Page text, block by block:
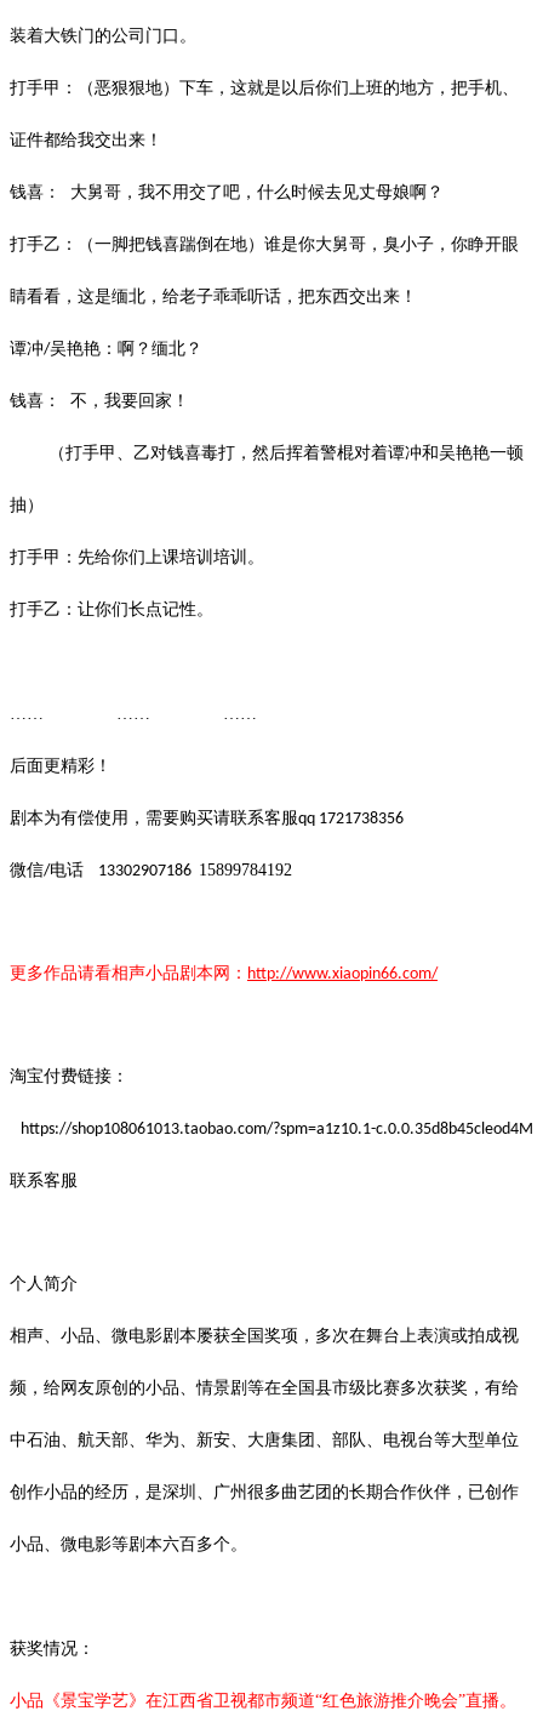
装着大铁门的公司门口。
打手甲：（恶狠狠地）下车，这就是以后你们上班的地方，把手机、
证件都给我交出来！
钱喜： 大舅哥，我不用交了吧，什么时候去见丈母娘啊？
打手乙：（一脚把钱喜踹倒在地）谁是你大舅哥，臭小子，你睁开眼
睛看看，这是缅北，给老子乖乖听话，把东西交出来！
谭冲/吴艳艳：啊？缅北？
钱喜： 不，我要回家！
（打手甲、乙对钱喜毒打，然后挥着警棍对着谭冲和吴艳艳一顿
抽）
打手甲：先给你们上课培训培训。
打手乙：让你们长点记性。
后面更精彩！
剧本为有偿使用，需要购买请联系客服qq 1721738356
微信/电话 13302907186 15899784192
更多作品请看相声小品剧本网： http://www.xiaopin66.com/
淘宝付费链接：
https://shop108061013.taobao.com/?spm=a1z10.1-c.0.0.35d8b45cleod4M
联系客服
个人简介
相声、小品、微电影剧本屡获全国奖项，多次在舞台上表演或拍成视
频，给网友原创的小品、情景剧等在全国县市级比赛多次获奖，有给
中石油、航天部、华为、新安、大唐集团、部队、电视台等大型单位
创作小品的经历，是深圳、广州很多曲艺团的长期合作伙伴，已创作
小品、微电影等剧本六百多个。
获奖情况：
小品《景宝学艺》在江西省卫视都市频道“红色旅游推介晚会”直播。